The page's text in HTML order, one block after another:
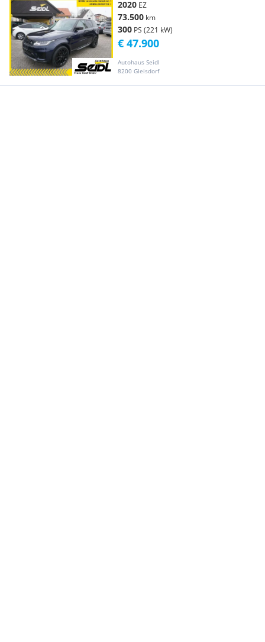
2020 EZ
73.500 km
300 PS (221 kW)
Autohaus Seidl
8200 Gleisdorf
€ 47.900